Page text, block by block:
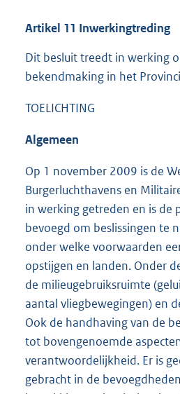
Artikel 11 Inwerkingtreding
Dit besluit treedt in werking
bekendmaking in het
TOELICHTING
Algemeen
Op 1 november 2009 is de
Burgerluchthavens en
in werking getreden en is de
bevoegd om beslissingen te
onder welke voorwaarden
opstijgen en landen. Onder
de milieugebruiksruimte
aantal vliegbewegingen) en
Ook de handhaving van de
tot bovengenoemde
verantwoordelijkheid. Er is
gebracht in de